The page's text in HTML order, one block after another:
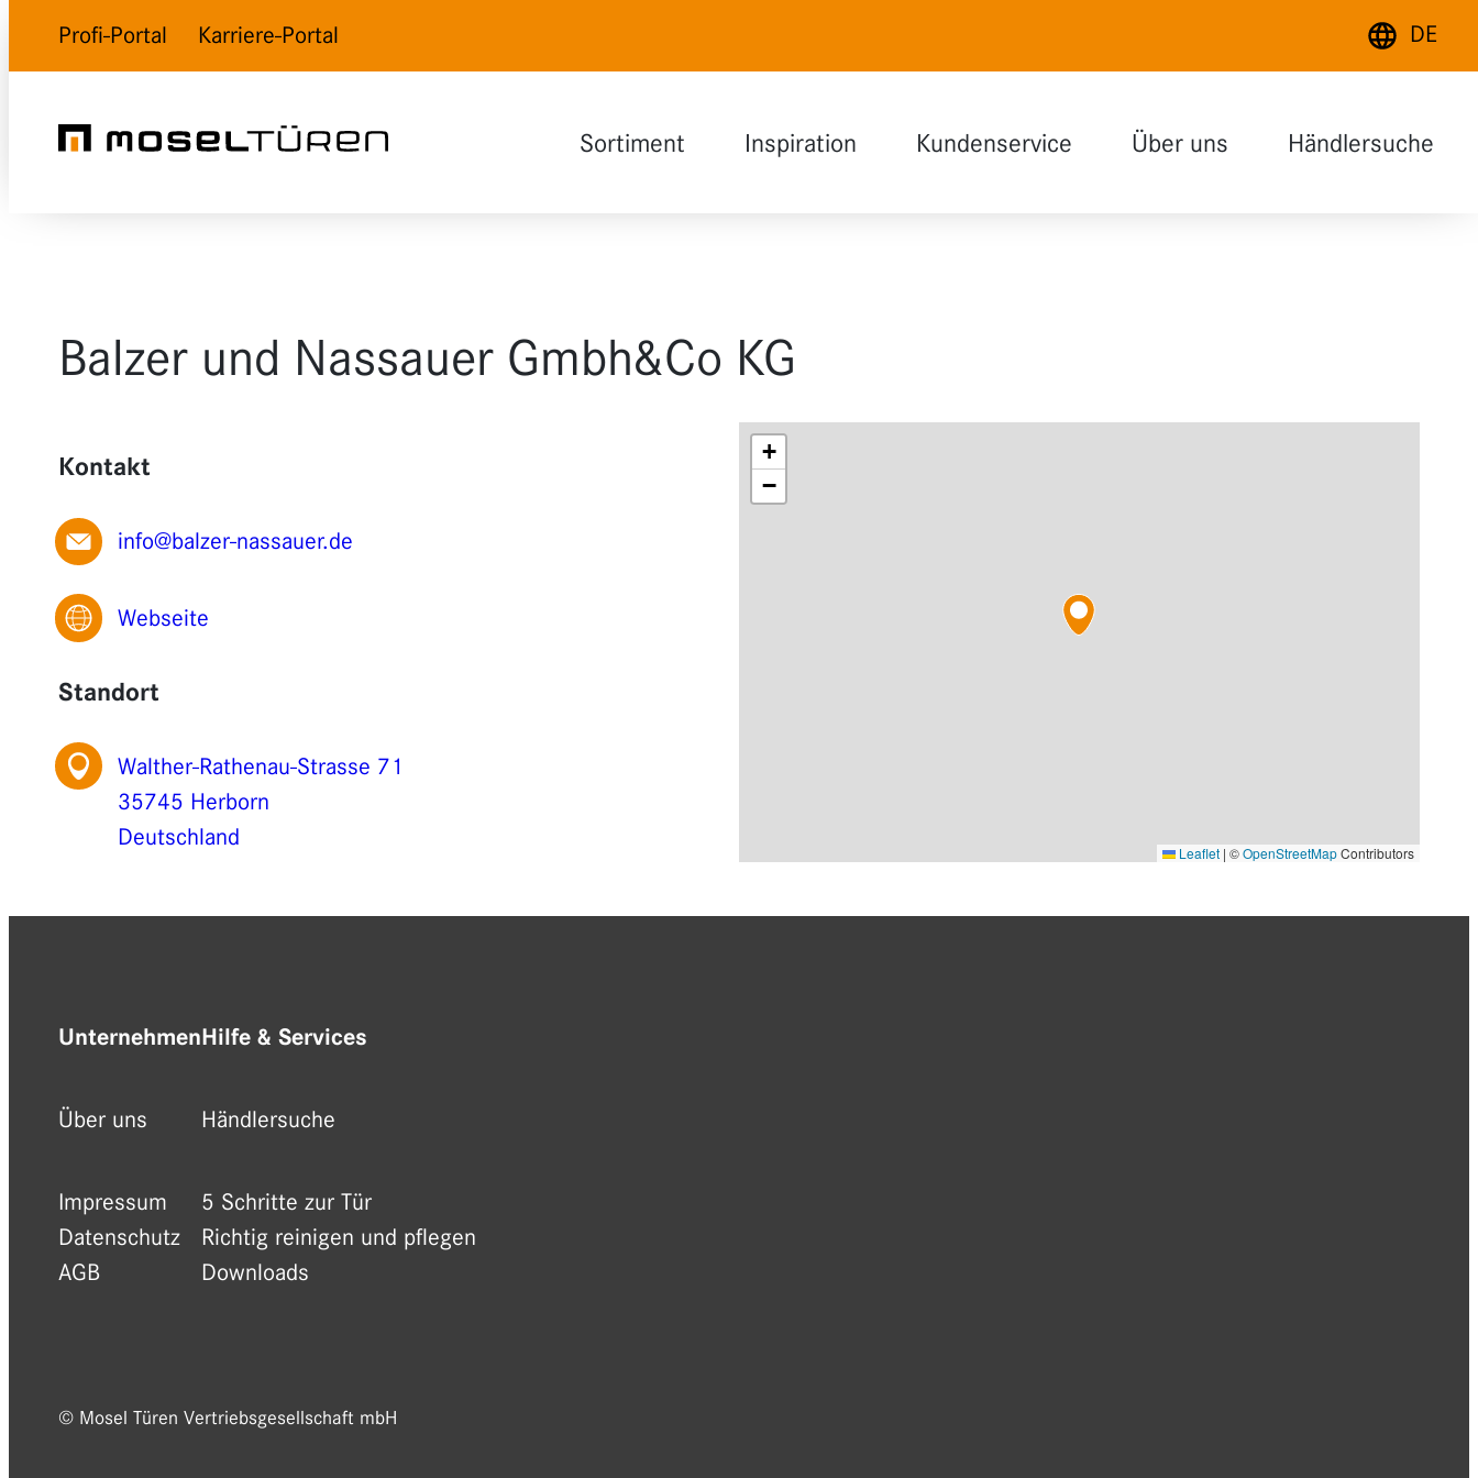
Profi-Portal Karriere-Portal DE
Sortiment
Holzdesign
Glas
Inspiration
Kundenservice Über uns Händlersuche
Balzer und Nassauer Gmbh&Co KG
Kontakt
info@balzer-nassauer.de
Webseite
Standort
Walther-Rathenau-Strasse 71
35745 Herborn
Deutschland
+
−
Leaflet | ©OpenStreetMapContributors
Unternehmen
Über uns
Impressum
Datenschutz
AGB
Hilfe & Services
Händlersuche
5 Schritte zur Tür
Richtig reinigen und pflegen
Downloads
© Mosel Türen Vertriebsgesellschaft mbH